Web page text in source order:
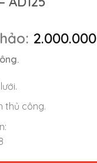
2.000.000
thủ công.